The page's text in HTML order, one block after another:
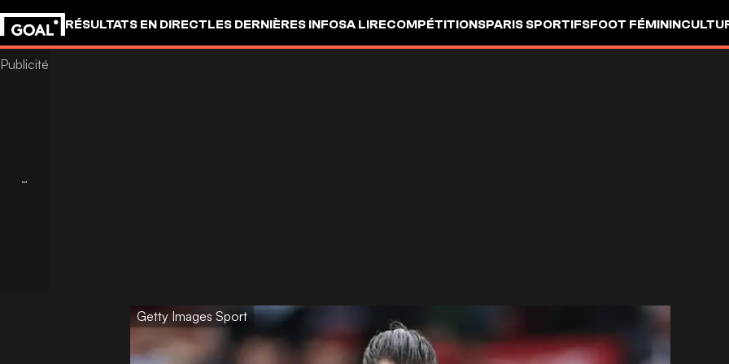
RÉSULTATS EN DIRECTLES DERNIÈRES INFOSA LIRECOMPÉTITIONSPARIS SPORTIFSFOOT FÉMININ
Getty Images Sport